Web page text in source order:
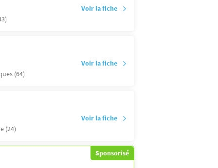
Voir la fiche
(64)
Voir la fiche
(24)
Voir la fiche
Sponsorisé